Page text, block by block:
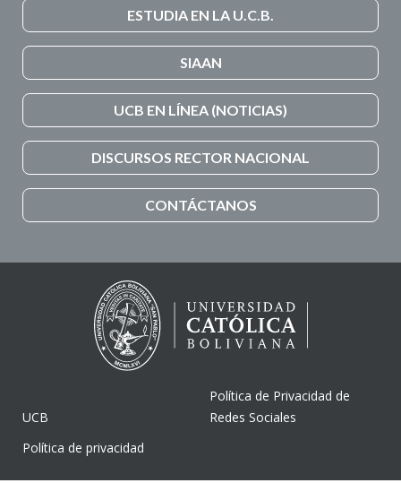
ESTUDIA EN LA U.C.B.
SIAAN
UCB EN LÍNEA (NOTICIAS)
DISCURSOS RECTOR NACIONAL
CONTÁCTANOS
UCB
Política de Privacidad de
Redes Sociales
Política de privacidad